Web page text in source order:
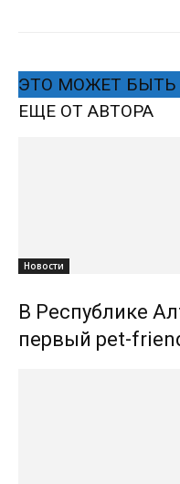
ЭТО МОЖЕТ БЫТЬ
ЕЩЕ ОТ АВТОРА
Новости
В Республике
первый pet-